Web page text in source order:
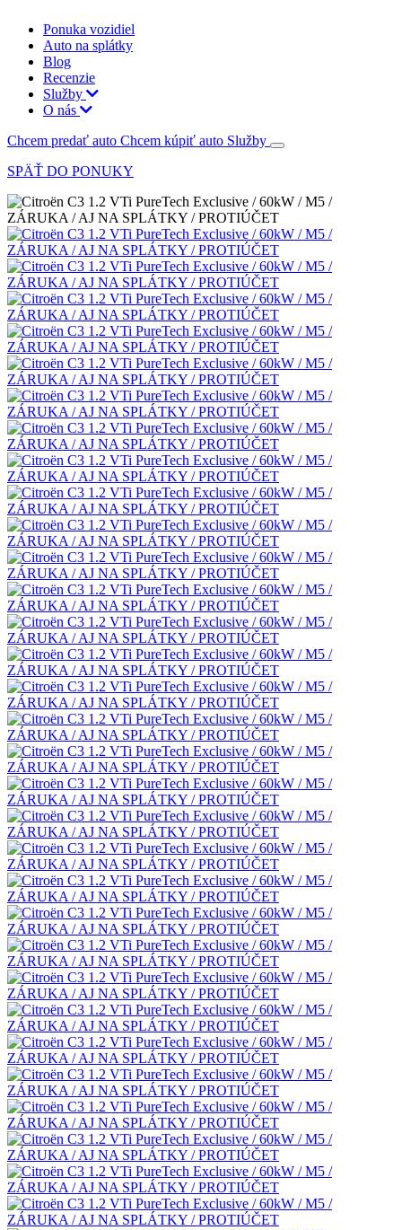
Ponuka vozidiel
Auto na splátky
Blog
Recenzie
Služby
O nás
Chcem predať auto Chcem kúpiť auto Služby
SPÄŤ DO PONUKY